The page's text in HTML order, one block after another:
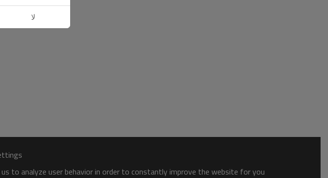
to analyze user behavior in order to constantly improve the website for you.
لا